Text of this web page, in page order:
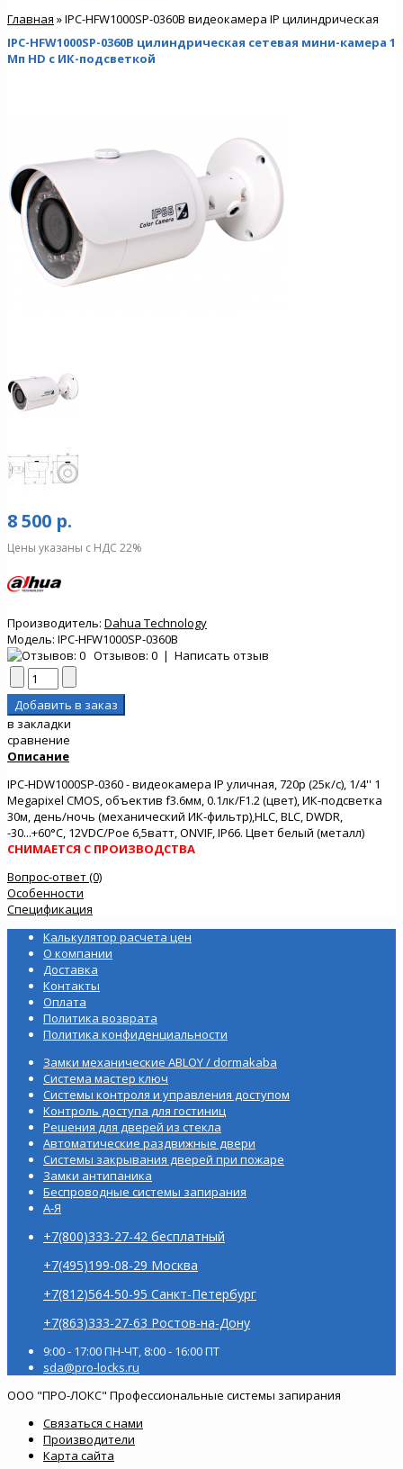
Главная » IPC-HFW1000SP-0360B видеокамера IP цилиндрическая
IPC-HFW1000SP-0360B цилиндрическая сетевая мини-камера 1
Мп HD с ИК-подсветкой
8 500 р.
Цены указаны с НДС 22%
Производитель: Dahua Technology
Модель: IPC-HFW1000SP-0360B
Отзывов: 0 | Написать отзыв
в закладки
сравнение
Описание
IPC-HDW1000SP-0360 - видеокамера IP уличная, 720p (25к/с), 1/4'' 1
Megapixel CMOS, объектив f3.6мм, 0.1лк/F1.2 (цвет), ИК-подсветка
30м, день/ночь (механический ИК-фильтр),HLC, BLC, DWDR,
-30...+60°C, 12VDC/Poe 6,5ватт, ONVIF, IP66. Цвет белый (металл)
СНИМАЕТСЯ С ПРОИЗВОДСТВА
Вопрос-ответ (0)
Особенности
Спецификация
Калькулятор расчета цен
О компании
Доставка
Контакты
Оплата
Политика возврата
Политика конфиденциальности
Замки механические ABLOY / dormakaba
Система мастер ключ
Системы контроля и управления доступом
Контроль доступа для гостиниц
Решения для дверей из стекла
Автоматические раздвижные двери
Системы закрывания дверей при пожаре
Замки антипаника
Беспроводные системы запирания
А-Я
+7(800)333-27-42 бесплатный
+7(495)199-08-29 Москва
+7(812)564-50-95 Санкт-Петербург
+7(863)333-27-63 Ростов-на-Дону
9:00 - 17:00 ПН-ЧТ, 8:00 - 16:00 ПТ
sda@pro-locks.ru
ООО "ПРО-ЛОКС" Профессиональные системы запирания
Связаться с нами
Производители
Карта сайта